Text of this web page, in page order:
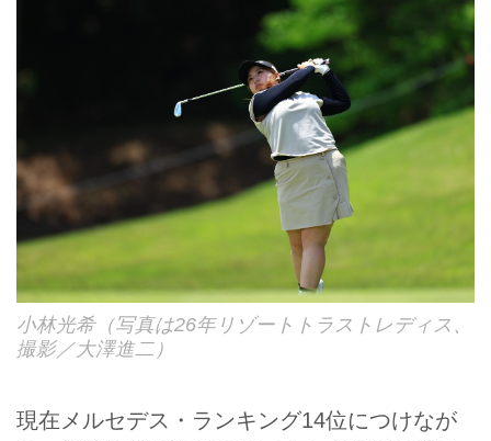
小林光希（写真は26年リゾートトラストレディス、
撮影／大澤進二）
現在メルセデス・ランキング14位につけなが